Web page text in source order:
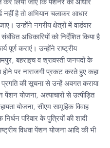
नहीं है तो अभियान चलाकर आधार
उन्होंने नगरीय क्षेत्रों में वार्डवार
अधिकारियों को निर्देशित किया है
पूर्ण कराएं। उन्होंने राष्ट्रीय
बहराइच व श्रावस्ती जनपदों के
होने पर नाराजगी प्रकट करते हुए कहा
की सूचना से उन्हें अवगत कराया
पेंशन योजना, अत्याचारों से उत्पीड़ित
योजना, सीएम सामूहिक विवाह
परिवार के पुत्रियों की शादी
विधवा पेंशन योजना आदि की भी